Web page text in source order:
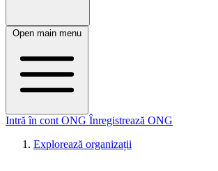
Open main menu
Intră în cont ONG Înregistrează ONG
Explorează organizații